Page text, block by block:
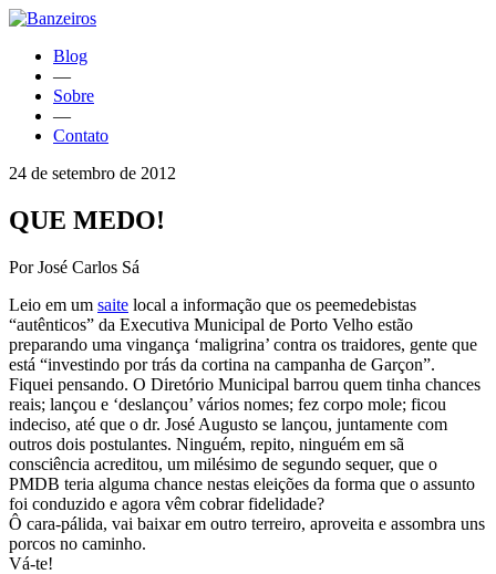
Blog
—
Sobre
—
Contato
24 de setembro de 2012
QUE MEDO!
Por José Carlos Sá
Leio em um saite local a informação que os peemedebistas
“autênticos” da Executiva Municipal de Porto Velho estão
preparando uma vingança ‘maligrina’ contra os traidores, gente que
está “investindo por trás da cortina na campanha de Garçon”.
Fiquei pensando. O Diretório Municipal barrou quem tinha chances
reais; lançou e ‘deslançou’ vários nomes; fez corpo mole; ficou
indeciso, até que o dr. José Augusto se lançou, juntamente com
outros dois postulantes. Ninguém, repito, ninguém em sã
consciência acreditou, um milésimo de segundo sequer, que o
PMDB teria alguma chance nestas eleições da forma que o assunto
foi conduzido e agora vêm cobrar fidelidade?
Ô cara-pálida, vai baixar em outro terreiro, aproveita e assombra uns
porcos no caminho.
Vá-te!